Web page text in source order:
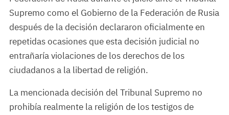
Supremo como el Gobierno de la Federación de Rusia
después de la decisión declararon oficialmente en
repetidas ocasiones que esta decisión judicial no
entrañaría violaciones de los derechos de los
ciudadanos a la libertad de religión.
La mencionada decisión del Tribunal Supremo no
prohibía realmente la religión de los testigos de